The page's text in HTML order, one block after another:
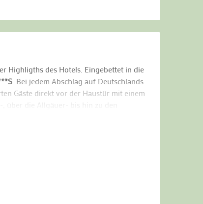
Highligths des Hotels. Eingebettet in die
. Bei jedem Abschlag auf Deutschlands
Gäste direkt vor der Haustür mit einem
über die Allgäuer- bis hin zu den
eines typischen Allgäuer